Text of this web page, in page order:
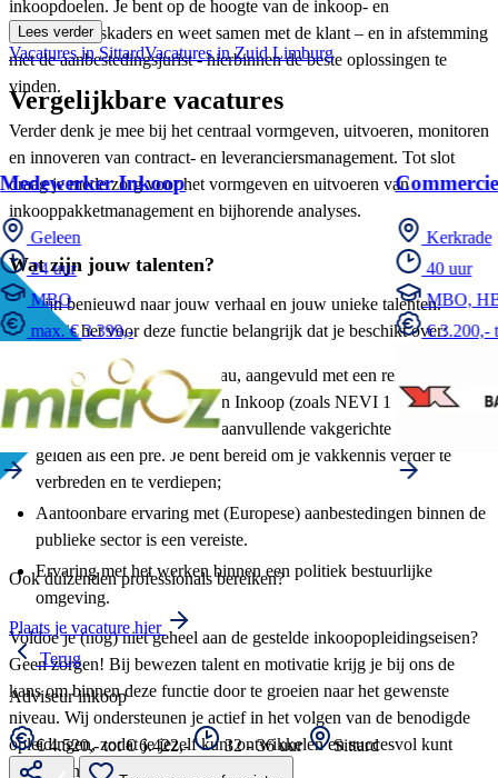
inkoopdoelen. Je bent op de hoogte van de inkoop- en
aanbestedingskaders en weet samen met de klant – en in afstemming
met de aanbestedingsjurist - hierbinnen de beste oplossingen te
vinden.
Verder denk je mee bij het centraal vormgeven, uitvoeren, monitoren
en innoveren van contract- en leveranciersmanagement. Tot slot
draag je mede zorg voor het vormgeven en uitvoeren van
inkooppakketmanagement en bijhorende analyses.
Wat zijn jouw talenten?
We zijn benieuwd naar jouw verhaal en jouw unieke talenten.
Daarbij is het voor deze functie belangrijk dat je beschikt over:
HBO+ werk- en denkniveau, aangevuld met een relevante
opleiding op het gebied van Inkoop (zoals NEVI 1 of hiermee
vergelijkbaar). NEVI 2 of aanvullende vakgerichte trainingen
gelden als een pré. Je bent bereid om je vakkennis verder te
verbreden en te verdiepen;
Aantoonbare ervaring met (Europese) aanbestedingen binnen de
publieke sector is een vereiste.
Ervaring met het werken binnen een politiek bestuurlijke
omgeving.
Voldoe je (nog) niet geheel aan de gestelde inkoopopleidingseisen?
Geen zorgen! Bij bewezen talent en motivatie krijg je bij ons de
kans om binnen deze functie door te groeien naar het gewenste
niveau. Wij ondersteunen je actief in het volgen van de benodigde
opleidingen, zodat je jezelf kunt ontwikkelen en succesvol kunt
worden in je rol.
Lees verder
Vacatures in SittardVacatures in Zuid Limburg
Vergelijkbare vacatures
Medewerker Inkoop
Geleen
24 uur
MBO
max. € 3.399,-
Kerkrade
40 uur
MBO,
€ 3.200,-
Ook duizenden professionals bereiken?
Plaats je vacature hier
Terug
Adviseur inkoop
€ 4.520,- tot € 6.422,- 32 - 36 uur Sittard